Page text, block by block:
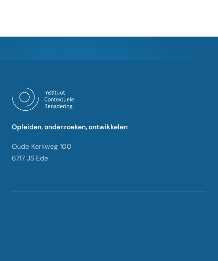
Opleiden, onderzoeken, ontwikkelen
Oude Kerkweg 100
6717 JS Ede